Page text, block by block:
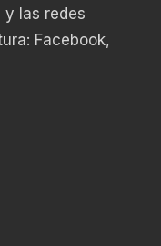
y las redes
Facebook,